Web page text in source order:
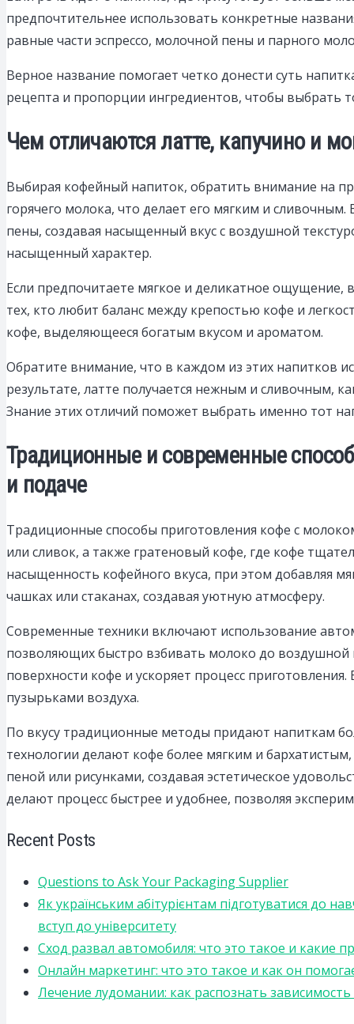
предпочтительнее использовать конкретные
равные части эспрессо, молочной пены и парного
Верное название помогает четко донести суть
рецепта и пропорции ингредиентов, чтобы выбрать
Чем отличаются латте, капучино и
Выбирая кофейный напиток, обратить внимание на
горячего молока, что делает его мягким и
пены, создавая насыщенный вкус с воздушной
насыщенный характер.
Если предпочитаете мягкое и деликатное ощущение,
тех, кто любит баланс между крепостью кофе и
кофе, выделяющееся богатым вкусом и ароматом.
Обратите внимание, что в каждом из этих напитков
результате, латте получается нежным и
Знание этих отличий поможет выбрать именно тот
Традиционные и современные
и подаче
Традиционные способы приготовления кофе с
или сливок, а также гратеновый кофе, где кофе
насыщенность кофейного вкуса, при этом добавляя
чашках или стаканах, создавая уютную атмосферу.
Современные техники включают использование
позволяющих быстро взбивать молоко до воздушной
поверхности кофе и ускоряет процесс
пузырьками воздуха.
По вкусу традиционные методы придают напиткам
технологии делают кофе более мягким и
пеной или рисунками, создавая эстетическое
делают процесс быстрее и удобнее, позволяя
Recent Posts
Questions to Ask Your Packaging Supplier
Як українським абітурієнтам підготуватися до
вступ до університету
Сход развал автомобиля: что это такое и какие
Онлайн маркетинг: что это такое и как он
Лечение лудомании: как распознать